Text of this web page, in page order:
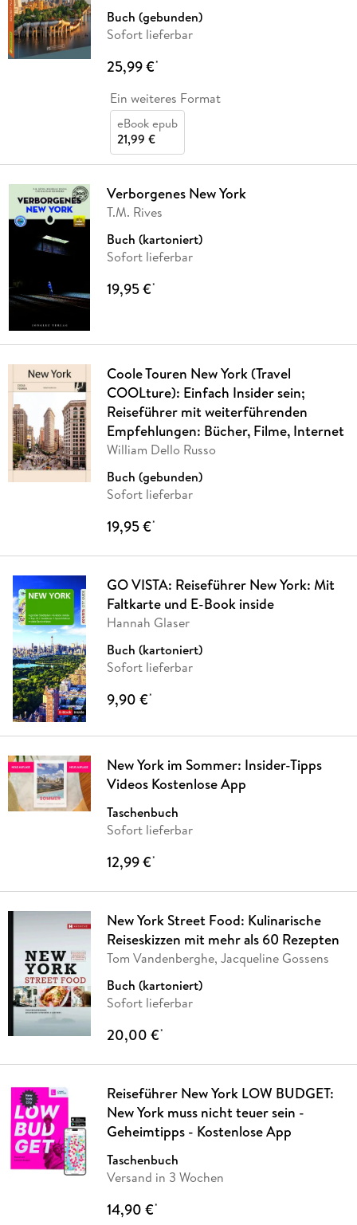
Buch (gebunden)
Sofort lieferbar
25,99 €*
Ein weiteres Format
eBook epub
21,99 €
Verborgenes New York
T.M. Rives
Buch (kartoniert)
Sofort lieferbar
19,95 €*
Coole Touren New York (Travel
COOLture): Einfach Insider sein;
Reiseführer mit weiterführenden
Empfehlungen: Bücher, Filme, Internet
William Dello Russo
Buch (gebunden)
Sofort lieferbar
19,95 €*
GO VISTA: Reiseführer New York: Mit
Faltkarte und E-Book inside
Hannah Glaser
Buch (kartoniert)
Sofort lieferbar
9,90 €*
New York im Sommer: Insider-Tipps
Videos Kostenlose App
Taschenbuch
Sofort lieferbar
12,99 €*
New York Street Food: Kulinarische
Reiseskizzen mit mehr als 60 Rezepten
Tom Vandenberghe, Jacqueline Gossens
Buch (kartoniert)
Sofort lieferbar
20,00 €*
Reiseführer New York LOW BUDGET:
New York muss nicht teuer sein -
Geheimtipps - Kostenlose App
Taschenbuch
Versand in 3 Wochen
14,90 €*